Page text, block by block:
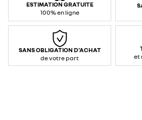
ESTIMATION GRATUITE
100% en ligne
SANS OBLIGATION D'ACHAT
de votre part
et